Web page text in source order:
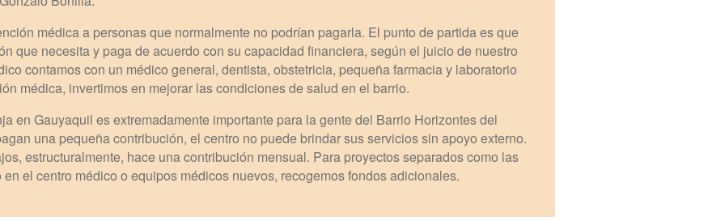
médica a personas que normalmente no podrían pagarla. El punto de partida es que
que necesita y paga de acuerdo con su capacidad financiera, según el juicio de nuestro
contamos con un médico general, dentista, obstetricia, pequeña farmacia y laboratorio
médica, invertimos en mejorar las condiciones de salud en el barrio.
en Gauyaquil es extremadamente importante para la gente del Barrio Horizontes del
una pequeña contribución, el centro no puede brindar sus servicios sin apoyo externo.
estructuralmente, hace una contribución mensual. Para proyectos separados como las
el centro médico o equipos médicos nuevos, recogemos fondos adicionales.